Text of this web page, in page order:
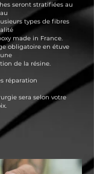
seront stratifiées au
types de fibres
made in France.
obligatoire en étuve
de la résine.
réparation
sera selon votre